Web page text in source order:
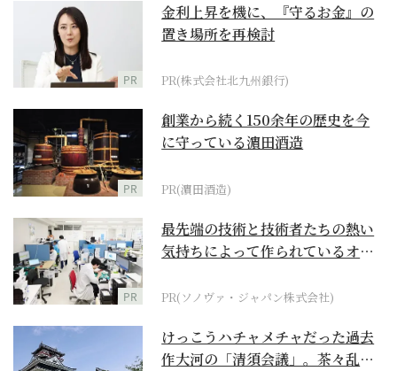
PR
金利上昇を機に、『守るお金』の
置き場所を再検討
PR(株式会社北九州銀行)
PR
創業から続く150余年の歴史を今
に守っている濵田酒造
PR(濵田酒造)
PR
最先端の技術と技術者たちの熱い
気持ちによって作られているオー
PR(ソノヴァ・ジャパン株式会社)
けっこうハチャメチャだった過去
作大河の「清須会議」。茶々乱